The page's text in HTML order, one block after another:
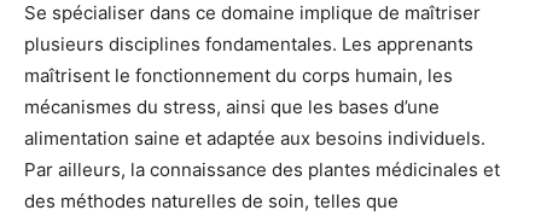
Se spécialiser dans ce domaine implique de maîtriser
plusieurs disciplines fondamentales. Les apprenants
maîtrisent le fonctionnement du corps humain, les
mécanismes du stress, ainsi que les bases d’une
alimentation saine et adaptée aux besoins individuels.
Par ailleurs, la connaissance des plantes médicinales et
des méthodes naturelles de soin, telles que